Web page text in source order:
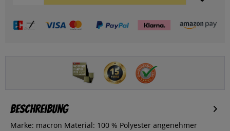
Beschreibung
Marke: macron Material: 100 % Polyester angenehmer